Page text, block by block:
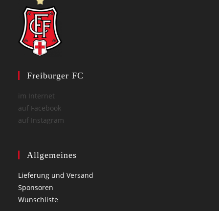
Freiburger FC
im Internet
auf Facebook
auf Instagram
Allgemeines
Lieferung und Versand
Sponsoren
Wunschliste